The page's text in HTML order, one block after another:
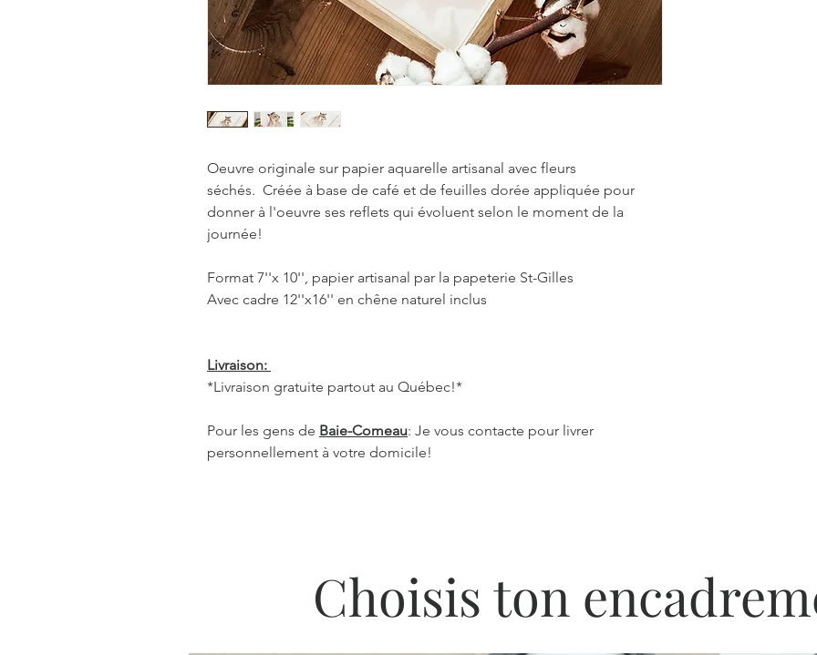
Oeuvre originale sur papier aquarelle artisanal avec fleurs
séchés. Créée à base de café et de feuilles dorée appliquée pour
donner à l'oeuvre ses reflets qui évoluent selon le moment de la
journée!
Format 7''x 10'', papier artisanal par la papeterie St-Gilles
Avec cadre 12''x16'' en chêne naturel inclus
Livraison:
*Livraison gratuite partout au Québec!*
Pour les gens de Baie-Comeau: Je vous contacte pour livrer
personnellement à votre domicile!
Choisis ton